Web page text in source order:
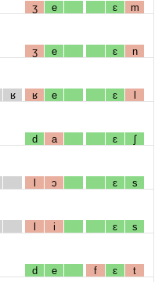
ʒ e ɛ m
ʒ e ɛ n
ʁ ʁ e ɛ l
d a ɛ ʃ
l ɔ ɛ s
l i ɛ s
d e f ɛ t